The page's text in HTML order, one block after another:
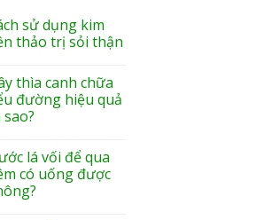
sử dụng kim
thảo trị sỏi thận
thìa canh chữa
đường hiệu quả
sao?
lá vối để qua
có uống được